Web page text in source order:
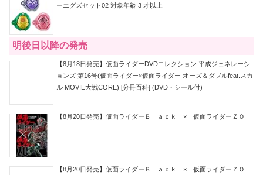
ーエグズセット02 対象年齢 3 才以上
明後日以降の発売
【8月18日発売】仮面ライダーDVDコレクション 平成ジェネレーシ
ョンズ 第16号(仮面ライダー×仮面ライダー オーズ＆ダブルfeat.スカ
ル MOVIE大戦CORE) [分冊百科] (DVD・シール付)
【8月20日発売】仮面ライダーＢｌａｃｋ × 仮面ライダーＺＯ
【8月20日発売】仮面ライダーＢｌａｃｋ × 仮面ライダーＺＯ